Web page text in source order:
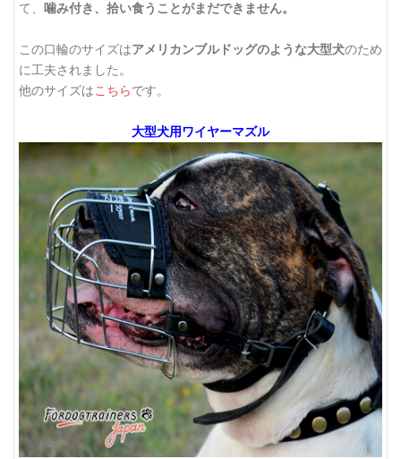
て、
噛み付き、拾い食うことがまだできません。
この口輪のサイズはアメリカンブルドッグのような大型犬のため
に工夫されました。
他のサイズはこちらです。
大型犬用ワイヤーマズル